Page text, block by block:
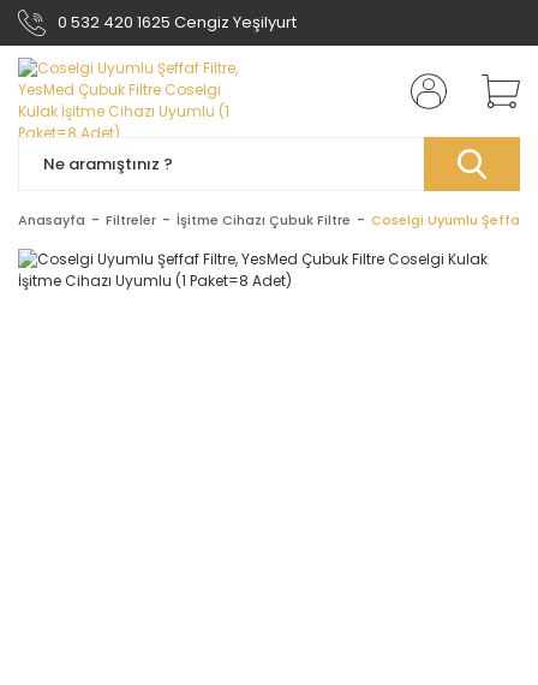
0 532 420 1625 Cengiz Yeşilyurt
Anasayfa Filtreler İşitme Cihazı Çubuk Filtre Coselgi Uyumlu Şeffaf